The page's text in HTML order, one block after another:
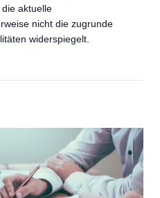
aktuelle
nicht die zugrunde
widerspiegelt.